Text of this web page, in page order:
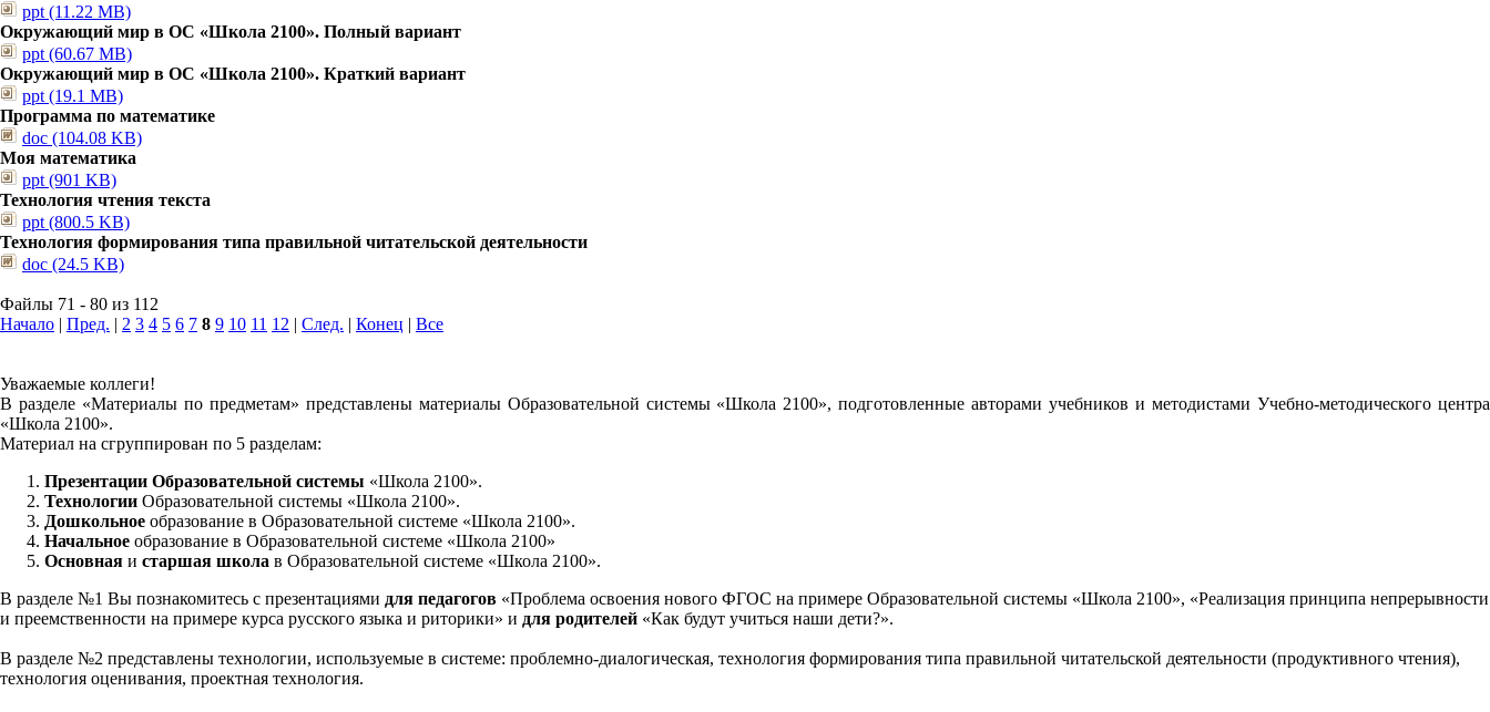
ppt (11.22 MB)
Окружающий мир в ОС «Школа 2100». Полный вариант
ppt (60.67 MB)
Окружающий мир в ОС «Школа 2100». Краткий вариант
ppt (19.1 MB)
Программа по математике
doc (104.08 KB)
Моя математика
ppt (901 KB)
Технология чтения текста
ppt (800.5 KB)
Технология формирования типа правильной читательской деятельности
doc (24.5 KB)
Файлы 71 - 80 из 112
Начало | Пред. | 2 3 4 5 6 7 8 9 10 11 12 | След. | Конец | Все
Уважаемые коллеги!
В разделе «Материалы по предметам» представлены материалы Образовательной системы «Школа 2100», подготовленные авторами учебников и методистами Учебно-методического центра
«Школа 2100».
Материал на сгруппирован по 5 разделам:
Презентации Образовательной системы «Школа 2100».
Технологии Образовательной системы «Школа 2100».
Дошкольное образование в Образовательной системе «Школа 2100».
Начальное образование в Образовательной системе «Школа 2100»
Основная и старшая школа в Образовательной системе «Школа 2100».
В разделе №1 Вы познакомитесь с презентациями для педагогов «Проблема освоения нового ФГОС на примере Образовательной системы «Школа 2100», «Реализация принципа непрерывности
и преемственности на примере курса русского языка и риторики» и для родителей «Как будут учиться наши дети?».
В разделе №2 представлены технологии, используемые в системе: проблемно-диалогическая, технология формирования типа правильной читательской деятельности (продуктивного чтения),
технология оценивания, проектная технология.